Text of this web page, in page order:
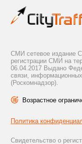
СМИ сетевое издание
регистрации СМИ на
06.04.2017 Выдано
связи,
(Роскомнадзор).
Возрастное
Политика
Свидетельство о